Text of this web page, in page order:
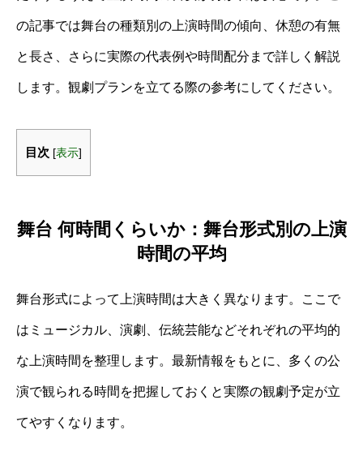
の記事では舞台の種類別の上演時間の傾向、休憩の有無
と長さ、さらに実際の代表例や時間配分まで詳しく解説
します。観劇プランを立てる際の参考にしてください。
目次 [表示]
舞台 何時間くらいか：舞台形式別の上演
時間の平均
舞台形式によって上演時間は大きく異なります。ここで
はミュージカル、演劇、伝統芸能などそれぞれの平均的
な上演時間を整理します。最新情報をもとに、多くの公
演で観られる時間を把握しておくと実際の観劇予定が立
てやすくなります。